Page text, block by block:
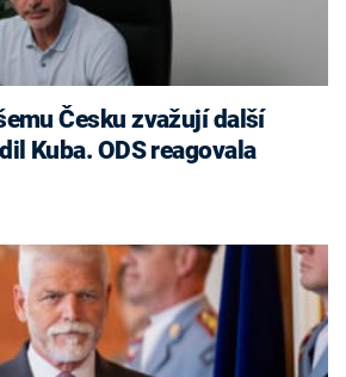
Kuba. ODS reagovala